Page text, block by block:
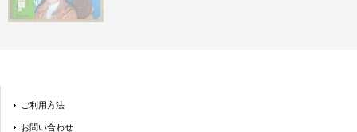
ご利用方法
お問い合わせ